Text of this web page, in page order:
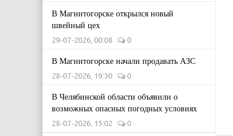
В Магнитогорске открылся новый
швейный цех
29-07-2026, 00:08 0
В Магнитогорске начали продавать АЗС
28-07-2026, 19:30 0
В Челябинской области объявили о
возможных опасных погодных условиях
28-07-2026, 15:02 0